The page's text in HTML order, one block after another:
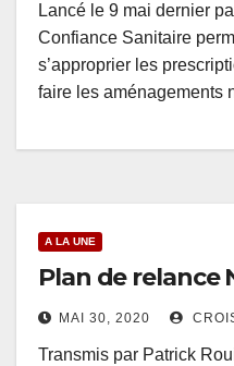
Lancé le 9 mai dernier
Confiance Sanitaire
s’approprier les
faire les aménagements
A LA UNE
Plan de relance
MAI 30, 2020
Transmis par Patrick